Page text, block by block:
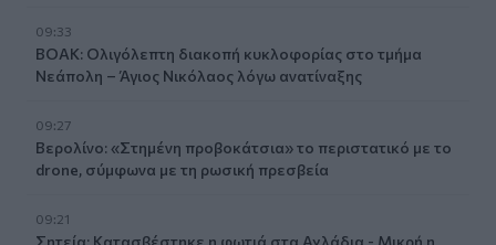
09:33
ΒΟΑΚ: Ολιγόλεπτη διακοπή κυκλοφορίας στο τμήμα
Νεάπολη – Άγιος Νικόλαος λόγω ανατίναξης
09:27
Βερολίνο: «Στημένη προβοκάτσια» το περιστατικό με το
drone, σύμφωνα με τη ρωσική πρεσβεία
09:21
Σητεία: Κατασβέστηκε η φωτιά στα Αχλάδια - Μικρή η